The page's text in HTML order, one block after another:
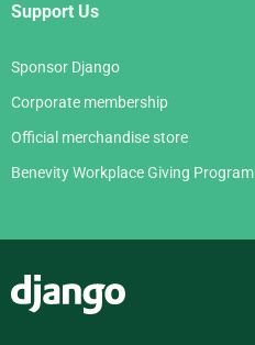
Support Us
Sponsor Django
Corporate membership
Official merchandise store
Benevity Workplace Giving Program